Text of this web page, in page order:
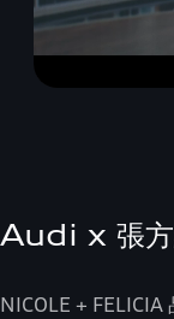
Audi x 張方
NICOLE +